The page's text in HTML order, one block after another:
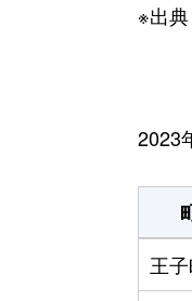
※出
2023
王